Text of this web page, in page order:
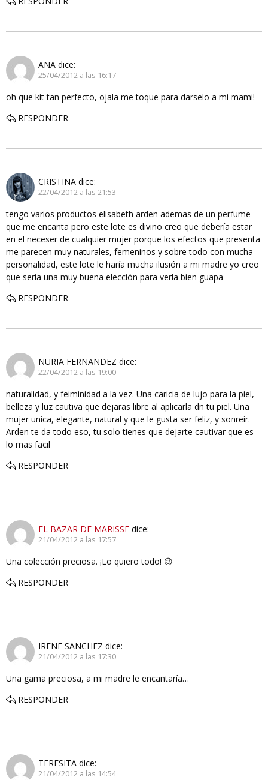
ANA dice:
25/04/2012 a las 16:17
oh que kit tan perfecto, ojala me toque para darselo a mi mami!
RESPONDER
CRISTINA dice:
22/04/2012 a las 21:53
tengo varios productos elisabeth arden ademas de un perfume
que me encanta pero este lote es divino creo que debería estar
en el neceser de cualquier mujer porque los efectos que presenta
me parecen muy naturales, femeninos y sobre todo con mucha
personalidad, este lote le haría mucha ilusión a mi madre yo creo
que sería una muy buena elección para verla bien guapa
RESPONDER
NURIA FERNANDEZ dice:
22/04/2012 a las 19:00
naturalidad, y feiminidad a la vez. Una caricia de lujo para la piel,
belleza y luz cautiva que dejaras libre al aplicarla dn tu piel. Una
mujer unica, elegante, natural y que le gusta ser feliz, y sonreir.
Arden te da todo eso, tu solo tienes que dejarte cautivar que es
lo mas facil
RESPONDER
EL BAZAR DE MARISSE dice:
21/04/2012 a las 17:57
Una colección preciosa. ¡Lo quiero todo! 😉
RESPONDER
IRENE SANCHEZ dice:
21/04/2012 a las 17:30
Una gama preciosa, a mi madre le encantaría…
RESPONDER
TERESITA dice:
21/04/2012 a las 14:54